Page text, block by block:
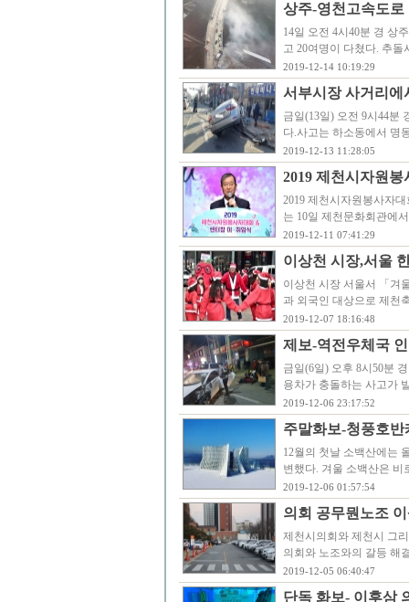
상주-영천고속도
14일 오전 4시40분 경 상
고 20여명이 다쳤다. 추
2019-12-14 10:19:29
서부시장 사거리
금일(13일) 오전 9시44분
다.사고는 하소동에서 명
2019-12-13 11:28:05
2019 제천시자원봉
2019 제천시자원봉사자
는 10일 제천문화회관에
2019-12-11 07:41:29
이상천 시장,서울
이상천 시장 서울서 「겨
과 외국인 대상으로 제천
2019-12-07 18:16:48
제보-역전우체국
금일(6일) 오후 8시50분
용차가 충돌하는 사고가
2019-12-06 23:17:52
주말화보-청풍호
12월의 첫날 소백산에는
변했다. 겨울 소백산은
2019-12-06 01:57:54
의회 공무뭔노조
제천시의회와 제천시 그
의회와 노조와의 갈등 해
2019-12-05 06:40:47
단독 화보- 이후삼